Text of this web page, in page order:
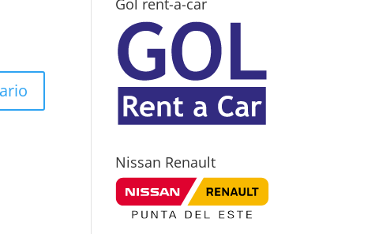
Nissan Renault